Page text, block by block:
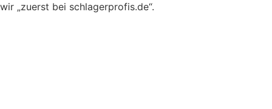
wir „zuerst bei schlagerprofis.de“.